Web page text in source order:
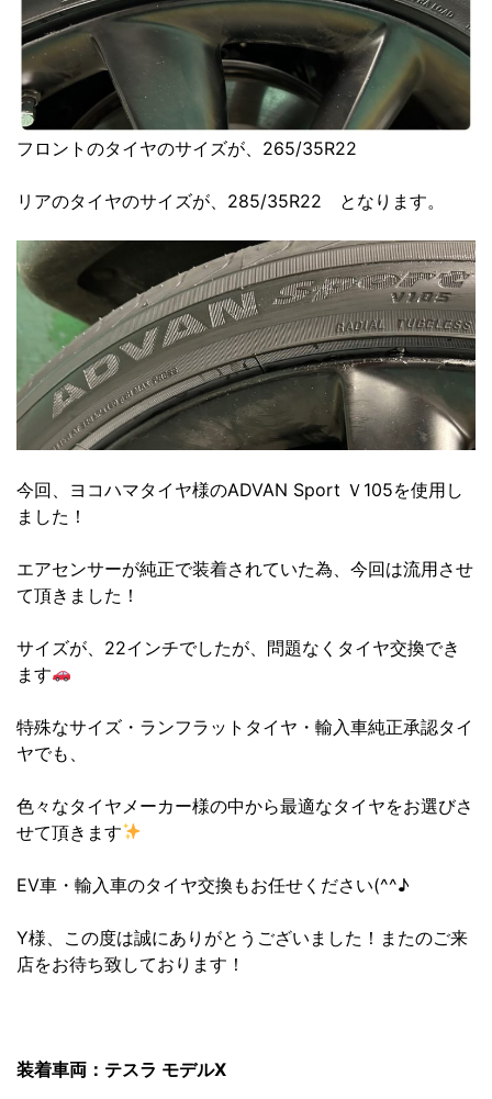
フロントのタイヤのサイズが、265/35R22
リアのタイヤのサイズが、285/35R22 となります。
今回、ヨコハマタイヤ様のADVAN Sport Ｖ105を使用し
ました！
エアセンサーが純正で装着されていた為、今回は流用させ
て頂きました！
サイズが、22インチでしたが、問題なくタイヤ交換でき
ます
特殊なサイズ・ランフラットタイヤ・輸入車純正承認タイ
ヤでも、
色々なタイヤメーカー様の中から最適なタイヤをお選びさ
せて頂きます
EV車・輸入車のタイヤ交換もお任せください(^^♪
Y様、この度は誠にありがとうございました！またのご来
店をお待ち致しております！
装着車両：テスラ モデルX